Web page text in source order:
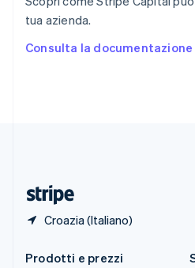
tua azienda.
Consulta la documentazione
Croazia (Italiano)
Spagna
EspañolEnglish
English Español简体中文
Prodotti e prezzi